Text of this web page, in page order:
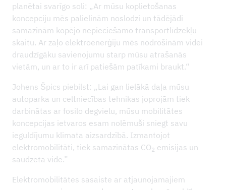
planētai svarīgo soli: „Ar mūsu koplietošanas
koncepciju mēs palielinām noslodzi un tādējādi
samazinām kopējo nepieciešamo transportlīdzekļu
skaitu. Ar zaļo elektroenerģiju mēs nodrošinām videi
draudzīgāku savienojumu starp mūsu atrašanās
vietām, un ar to ir arī patiešām patīkami braukt.“
Johens Špics piebilst: „Lai gan lielākā daļa mūsu
autoparka un celtniecības tehnikas joprojām tiek
darbinātas ar fosilo degvielu, mūsu mobilitātes
koncepcijas ietvaros esam nolēmuši sniegt savu
ieguldījumu klimata aizsardzībā. Izmantojot
elektromobilitāti, tiek samazinātas CO2 emisijas un
saudzēta vide.”
Elektromobilitātes sasaiste ar atjaunojamajiem